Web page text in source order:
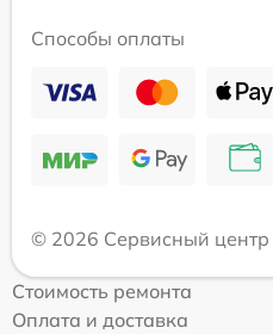
Способы оплаты
© 2026 Сервисный центр
Стоимость ремонта
Оплата и доставка